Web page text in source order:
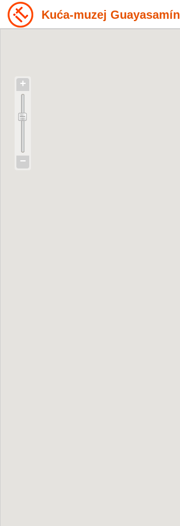
Kuća-muzej Guayasamín
+
−